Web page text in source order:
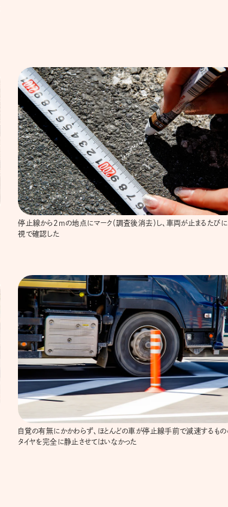
停止線から２mの地点にマーク（調査後消去）し、車両が止まるたびに
視で確認した
自覚の有無にかかわらず、ほとんどの車が停止線手前で減速するもの
タイヤを完全に静止させてはいなかった